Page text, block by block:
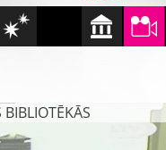
BIBLIOTĒKĀS